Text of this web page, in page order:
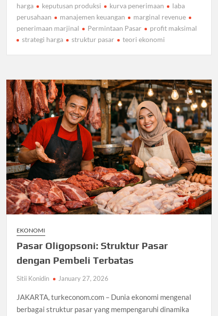
harga keputusan produksi kurva penerimaan
laba
perusahaan
manajemen keuangan
marginal revenue
penerimaan marjinal
Permintaan Pasar
profit maksimal
strategi harga
struktur pasar teori ekonomi
EKONOMI
Pasar Oligopsoni: Struktur Pasar
dengan Pembeli Terbatas
Sitii Konidin January 27, 2026
JAKARTA, turkeconom.com – Dunia ekonomi mengenal
berbagai struktur pasar yang mempengaruhi dinamika